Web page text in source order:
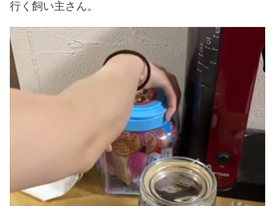
行く飼い主さん。